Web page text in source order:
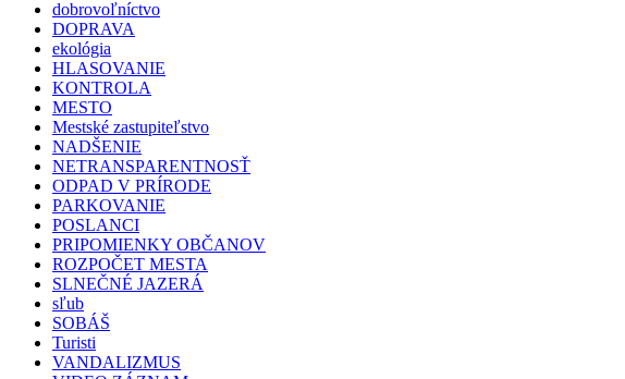
dobrovoľníctvo
DOPRAVA
ekológia
HLASOVANIE
KONTROLA
MESTO
Mestské zastupiteľstvo
NADŠENIE
NETRANSPARENTNOSŤ
ODPAD V PRÍRODE
PARKOVANIE
POSLANCI
PRIPOMIENKY OBČANOV
ROZPOČET MESTA
SLNEČNÉ JAZERÁ
sľub
SOBÁŠ
Turisti
VANDALIZMUS